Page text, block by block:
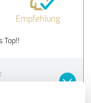
Empfehlung
Top!!